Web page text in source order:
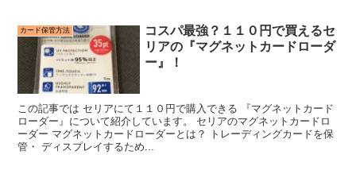
カード保管方法
コスパ最強？１１０円で買えるセ
リアの『マグネットカードローダ
ー』！
この記事では セリアにて１１０円で購入できる 『マグネットカード
ローダー』について紹介しています。 セリアのマグネットカードロ
ーダー マグネットカードローダーとは？ トレーディングカードを保
管・ ディスプレイするため...